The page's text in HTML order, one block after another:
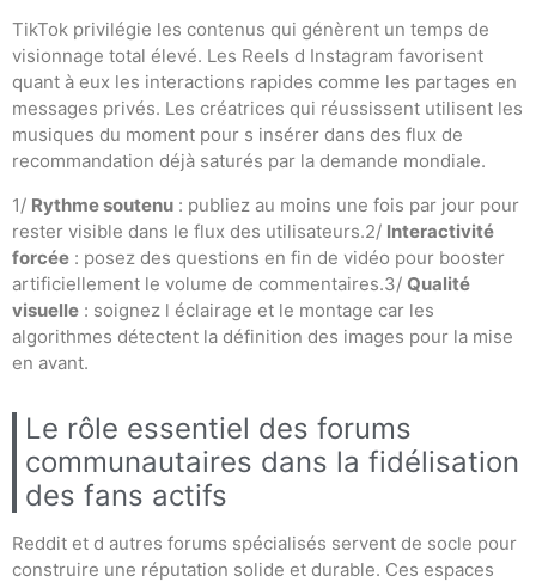
TikTok privilégie les contenus qui génèrent un temps de
visionnage total élevé. Les Reels d Instagram favorisent
quant à eux les interactions rapides comme les partages en
messages privés. Les créatrices qui réussissent utilisent les
musiques du moment pour s insérer dans des flux de
recommandation déjà saturés par la demande mondiale.
1/ Rythme soutenu : publiez au moins une fois par jour pour
rester visible dans le flux des utilisateurs.2/ Interactivité
forcée : posez des questions en fin de vidéo pour booster
artificiellement le volume de commentaires.3/ Qualité
visuelle : soignez l éclairage et le montage car les
algorithmes détectent la définition des images pour la mise
en avant.
Le rôle essentiel des forums
communautaires dans la fidélisation
des fans actifs
Reddit et d autres forums spécialisés servent de socle pour
construire une réputation solide et durable. Ces espaces